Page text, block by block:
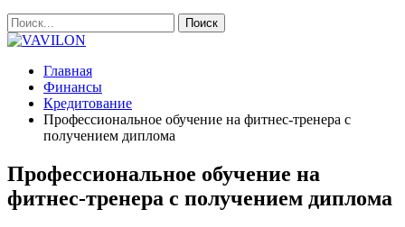
Главная
Финансы
Кредитование
Профессиональное обучение на фитнес-тренера с
получением диплома
Профессиональное обучение на
фитнес-тренера с получением диплома